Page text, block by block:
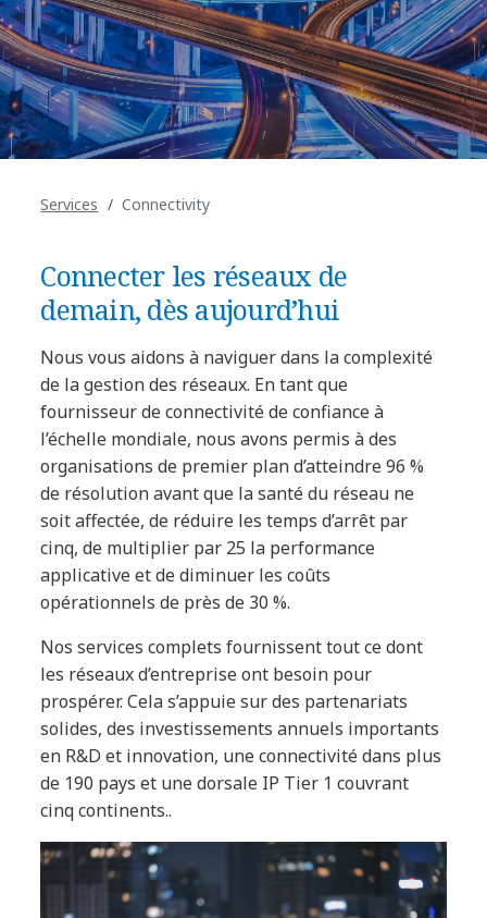
Services Connectivity
Connecter les réseaux de
demain, dès aujourd’hui
Nous vous aidons à naviguer dans la complexité
de la gestion des réseaux. En tant que
fournisseur de connectivité de confiance à
l’échelle mondiale, nous avons permis à des
organisations de premier plan d’atteindre 96 %
de résolution avant que la santé du réseau ne
soit affectée, de réduire les temps d’arrêt par
cinq, de multiplier par 25 la performance
applicative et de diminuer les coûts
opérationnels de près de 30 %.
Nos services complets fournissent tout ce dont
les réseaux d’entreprise ont besoin pour
prospérer. Cela s’appuie sur des partenariats
solides, des investissements annuels importants
en R&D et innovation, une connectivité dans plus
de 190 pays et une dorsale IP Tier 1 couvrant
cinq continents..